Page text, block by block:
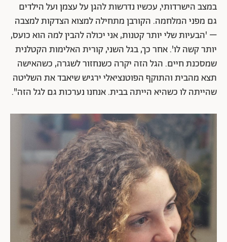
במצב הישרדותי, עכשיו נדרשות להגן על עצמן ועל הילדים
גם מפני המלחמה. הקורבן מתחילה למצוא הצדקות למצבה
– 'הבעיות שלי יותר קטנות, אני יכולה להבין למה הוא כועס,
יותר קשה לו'. אחר כך, בגל השני, קורית האלימות הקטלנית
שמסכנת חיים. הגל הזה יקרה כשנחזור לשגרה, כשהאישה
תצא מהבית והתוקף הפוטנציאלי ירגיש שיאבד את השליטה
שהייתה לו כשהיא הייתה בבית. אנחנו נערכות גם לגל הזה".